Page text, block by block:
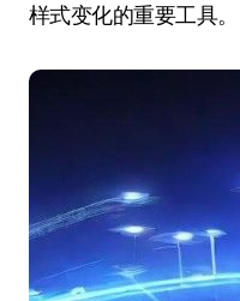
样式变化的重要工具。